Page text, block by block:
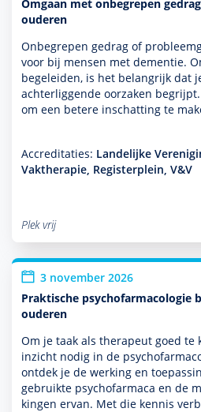
Omgaan met onbegrepen
ouderen
Onbegrepen gedrag of
voor bij mensen met dementie.
bege­leiden, is het belang­rijk dat
achterliggende oorzaken
om een betere inschatting te
Accreditaties: Landelijke
Vaktherapie, Registerplein, V&V
Plek vrij
3 november 2026
Praktische psychofarmacologie
ouderen
Om je taak als thera­peut goed te
inzicht nodig in de
ontdek je de werking en
gebruikte psycho­far­maca en de
kingen ervan. Met die kennis